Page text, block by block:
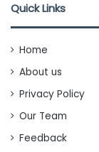
Quick Links
Home
About us
Privacy Policy
Our Team
Feedback